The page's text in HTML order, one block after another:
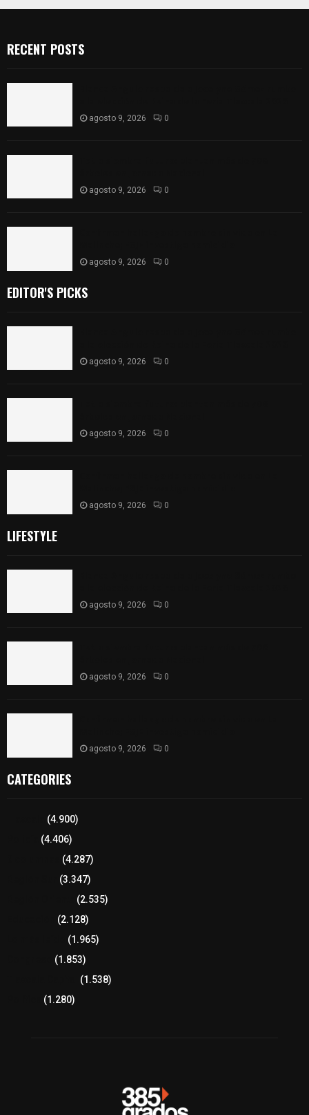
RECENT POSTS
agosto 9, 2026 0
agosto 9, 2026 0
agosto 9, 2026 0
EDITOR'S PICKS
agosto 9, 2026 0
agosto 9, 2026 0
agosto 9, 2026 0
LIFESTYLE
agosto 9, 2026 0
agosto 9, 2026 0
agosto 9, 2026 0
CATEGORIES
(4.900)
(4.406)
(4.287)
(3.347)
(2.535)
(2.128)
(1.965)
(1.853)
(1.538)
(1.280)